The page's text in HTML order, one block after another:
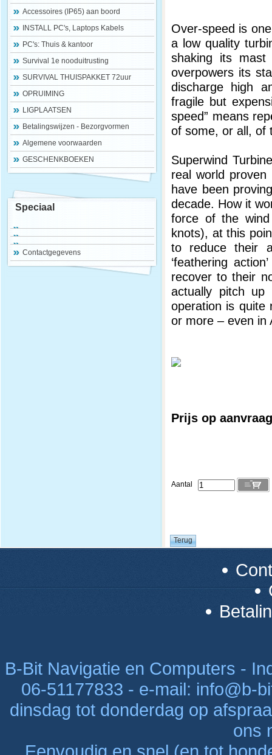
Accessoires (IP65) aan boord
INSTALL PC's, Laptops Kabels
PC's: Thuis & kantoor
Survival 1e nooduitrusting
SURVIVAL THUISPAKKET 72uur
OPRUIMING
LIGPLAATSEN
Betalingswijzen - Bezorgvormen
Algemene voorwaarden
GESCHENKBOEKEN
Speciaal
Contactgegevens
Over-speed is
a low quality
shaking its
overpowers its
discharge high
fragile but
speed” means
of some, or all, of
Superwind
real world
have been
decade. How it
force of the
knots), at this
to reduce their
‘feathering
recover to their
actually pitch up
operation is quite
or more – even in
Prijs op aanvraag
Aantal
B-Bit Navigatie en Computers -
06-51177833 - e-mail: info@b-
dinsdag tot donderdag op
ons